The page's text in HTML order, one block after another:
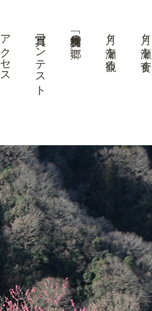
月ヶ瀬を食す
月ヶ瀬を観る
美景「梅林の郷」
写真コンテスト
アクセス